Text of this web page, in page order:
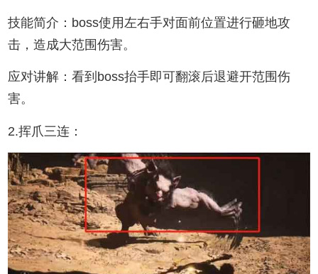
技能简介：boss使用左右手对面前位置进行砸地攻
击，造成大范围伤害。
应对讲解：看到boss抬手即可翻滚后退避开范围伤
害。
2.挥爪三连：